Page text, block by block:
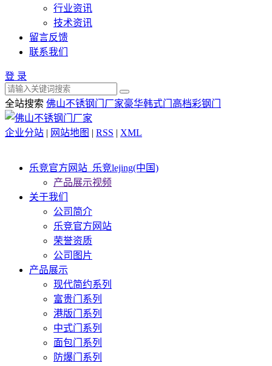
行业资讯
技术资讯
留言反馈
联系我们
登 录
全站搜索 佛山不锈钢门厂家豪华韩式门 高档彩钢门
企业分站 | 网站地图 | RSS | XML
乐竞官方网站_乐竞lejing(中国)
产品展示视频
关于我们
公司简介
乐竞官方网站
荣誉资质
公司图片
产品展示
现代简约系列
富贵门系列
港版门系列
中式门系列
面包门系列
防爆门系列